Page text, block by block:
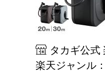
タカギ公式
楽天ジャンル